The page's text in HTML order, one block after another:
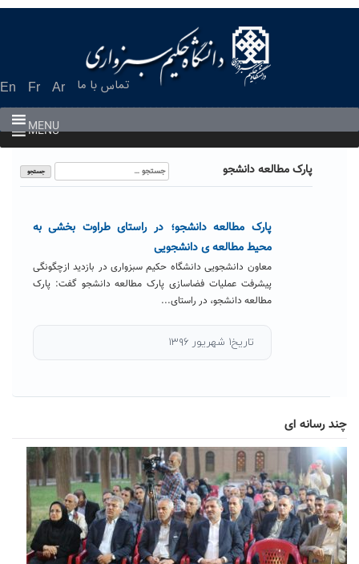
En Fr Ar تماس با ما
MENU
MENU
پارک مطالعه دانشجو
جستجو
برای:
پارک مطالعه دانشجو؛ در راستای طراوت بخشی به
محیط مطالعه ی دانشجویی
معاون دانشجویی دانشگاه حکیم سبزواری در بازدید ازچگونگی
پیشرفت عملیات فضاسازی پارک مطالعه دانشجو گفت: پارک
مطالعه دانشجو، در راستای...
تاریخ۱ شهریور ۱۳۹۶
چند رسانه ای